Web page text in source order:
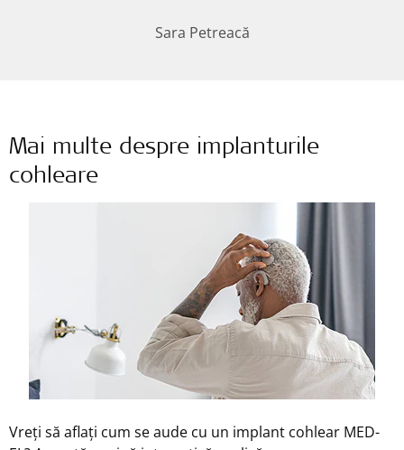
Sara Petreacă
Mai multe despre implanturile
cohleare
Vreți să aflați cum se aude cu un implant cohlear MED-